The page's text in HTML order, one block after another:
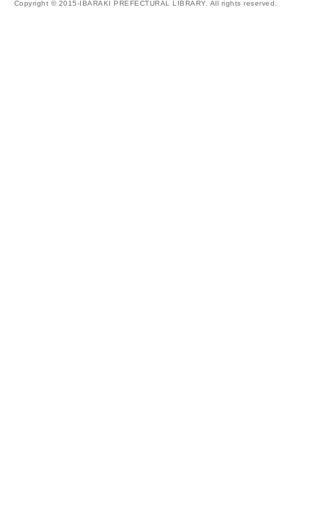
Copyright © 2015-IBARAKI PREFECTURAL LIBRARY. All rights reserved.